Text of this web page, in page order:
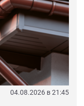
04.08.2026 в 21:45